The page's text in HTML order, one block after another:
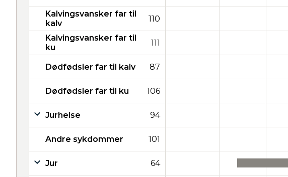
Kalvingsvansker far til
kalv
110
Kalvingsvansker far til
ku
111
Dødfødsler far til kalv 87
Dødfødsler far til ku 106
Jurhelse 94
Andre sykdommer 101
Jur 64